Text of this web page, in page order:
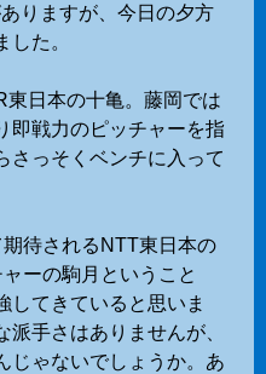
りますが、今日の夕方
た。
日本の十亀。藤岡では
即戦力のピッチャーを指
さっそくベンチに入って
待されるNTT東日本の
ーの駒月ということ
してきていると思いま
手さはありませんが、
じゃないでしょうか。あ